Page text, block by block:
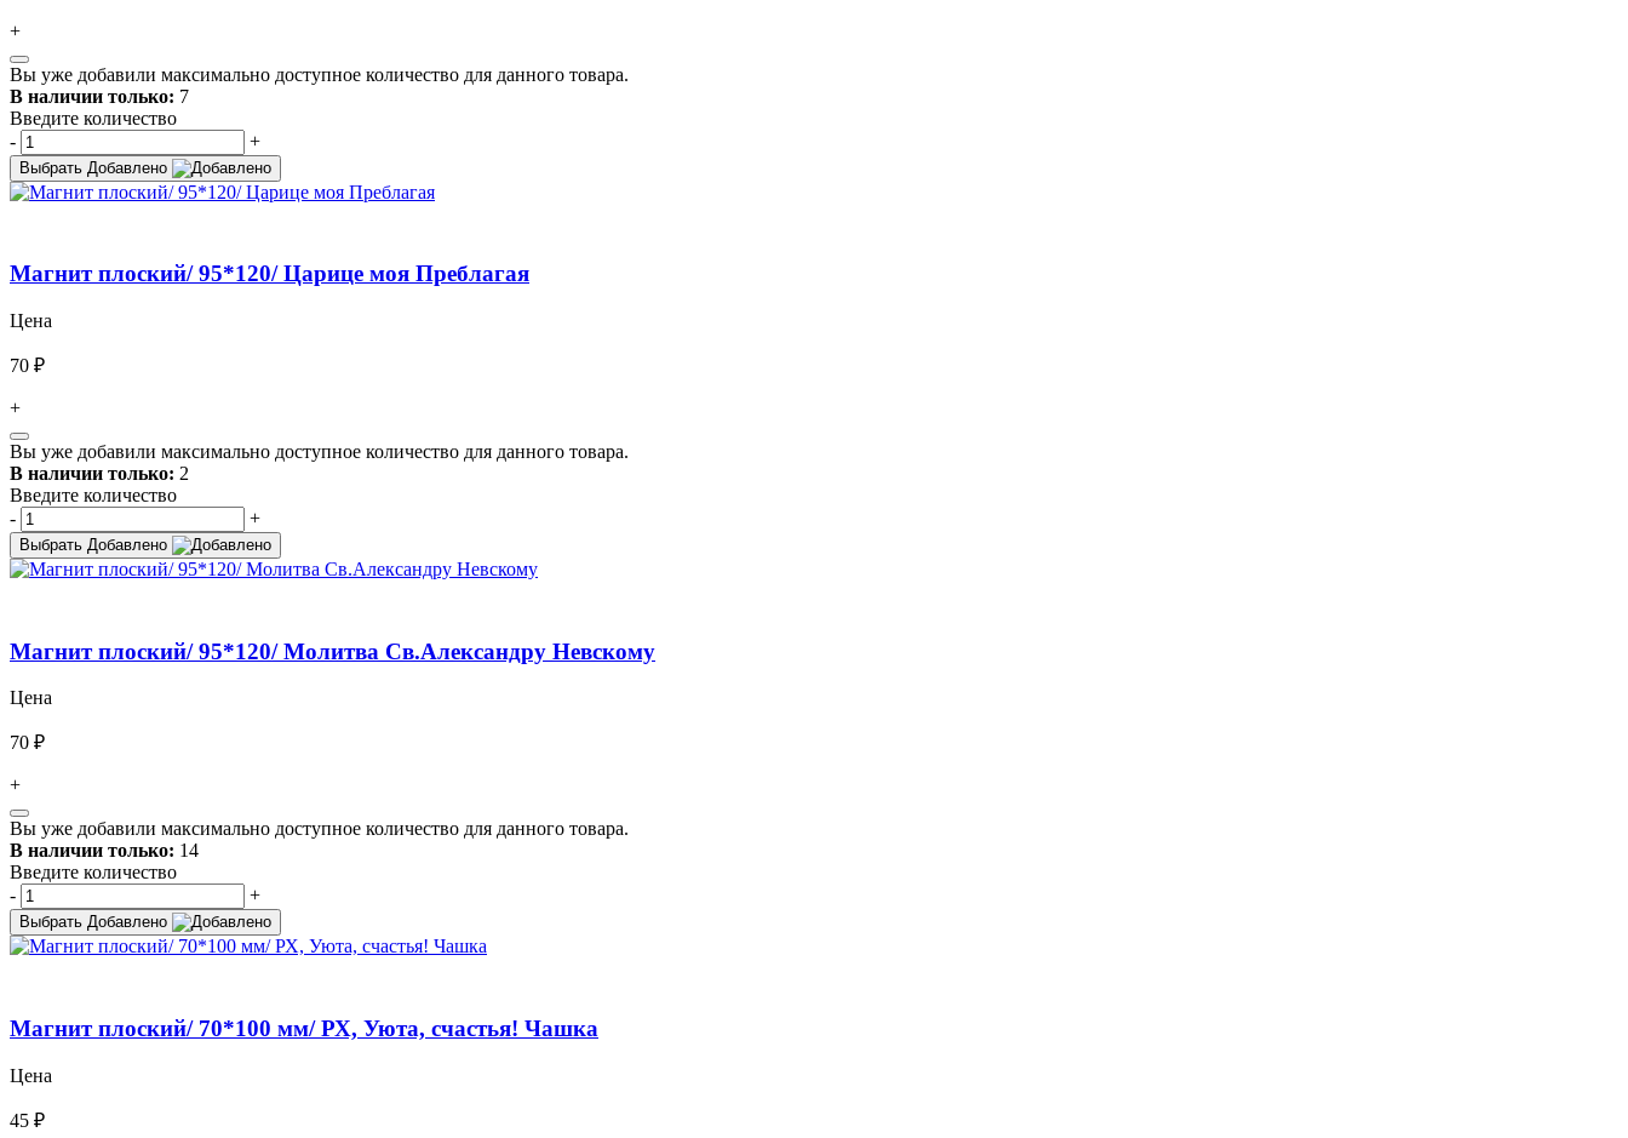
+
Вы уже добавили максимально доступное количество для данного товара.
В наличии только: 7
Введите количество
-
+
Выбрать Добавлено
Магнит плоский/ 95*120/ Царице моя Преблагая
Цена
70 ₽
+
Вы уже добавили максимально доступное количество для данного товара.
В наличии только: 2
Введите количество
-
+
Выбрать Добавлено
Магнит плоский/ 95*120/ Молитва Св.Александру Невскому
Цена
70 ₽
+
Вы уже добавили максимально доступное количество для данного товара.
В наличии только: 14
Введите количество
-
+
Выбрать Добавлено
Магнит плоский/ 70*100 мм/ РХ, Уюта, счастья! Чашка
Цена
45 ₽